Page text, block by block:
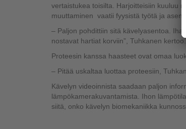
vertaistukea toisilta. Harjoitteisiin kuuluu
muuttaminen vaatii fyysistä työtä ja
– Paljon pohdittiin sitä kävelyasentoa.
nostavat hartiat korviin”, Tuhkanen kertoo.
Proteesin kanssa haasteet ovat omaa
– Pitää uskaltaa luottaa proteesiin,
Kävelyn videoinnista saadaan paljon
lämpökamerakuvantamista. Ihon
siitä, onko kävelyn biomekaniikka